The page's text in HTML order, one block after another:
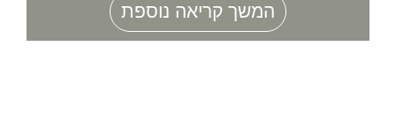
המשך קריאה נוספת